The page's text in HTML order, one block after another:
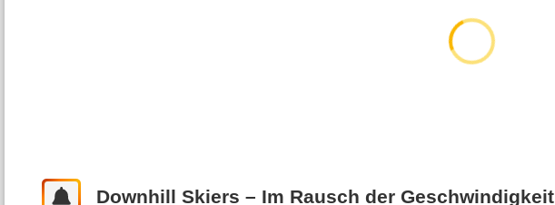
Downhill Skiers – Im Rausch der Geschwindigkeit